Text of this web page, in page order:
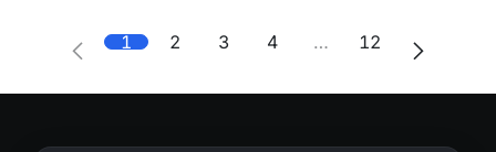
1 2 3 4 … 12